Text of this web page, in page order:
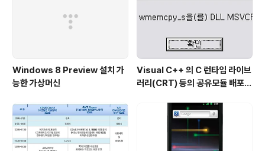
Windows 8 Preview 설치 가
능한 가상머신
Visual C++ 의 C 런타임 라이브
러리(CRT) 등의 공유모듈 배포시